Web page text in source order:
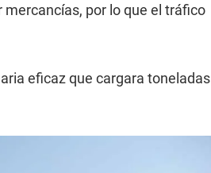
por lo que el tráfico
eficaz que cargara toneladas